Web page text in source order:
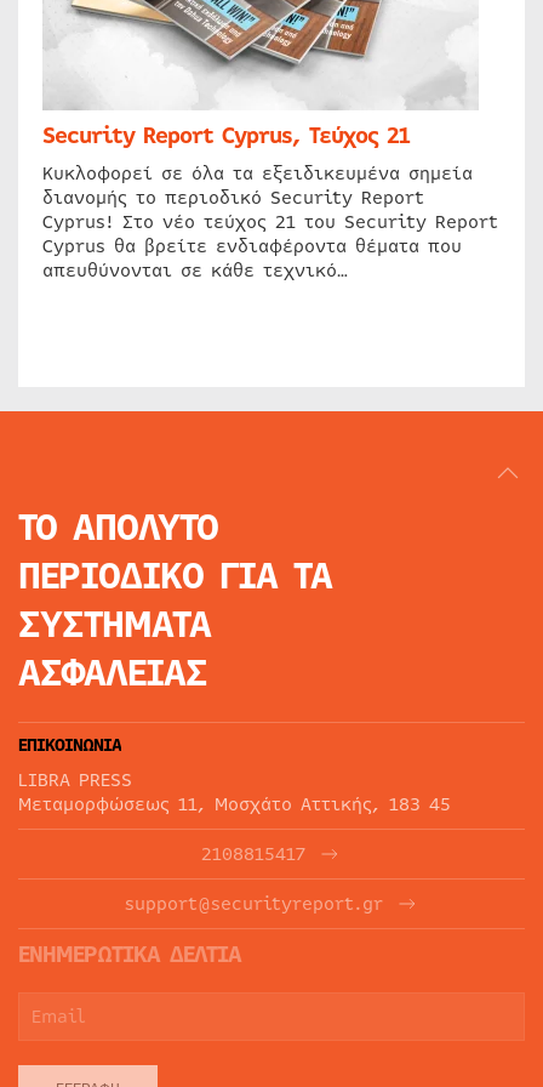
Security Report Cyprus, Τεύχος 21
Κυκλοφορεί σε όλα τα εξειδικευμένα σημεία
διανομής το περιοδικό Security Report
Cyprus! Στο νέο τεύχος 21 του Security Report
Cyprus θα βρείτε ενδιαφέροντα θέματα που
απευθύνονται σε κάθε τεχνικό…
ΤΟ ΑΠΟΛΥΤΟ
ΠΕΡΙΟΔΙΚΟ ΓΙΑ ΤΑ
ΣΥΣΤΗΜΑΤΑ
ΑΣΦΑΛΕΙΑΣ
ΕΠΙΚΟΙΝΩΝΙΑ
LIBRA PRESS
Μεταμορφώσεως 11, Μοσχάτο Αττικής, 183 45
2108815417
support@securityreport.gr
ΕΝΗΜΕΡΩΤΙΚΑ ΔΕΛΤΙΑ